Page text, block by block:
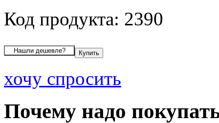
Код продукта: 2390
хочу спросить
Почему надо